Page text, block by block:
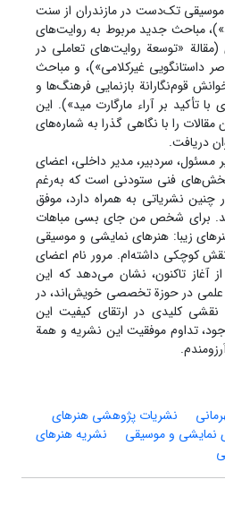
موسیقی تک‌دست در مازندران از سنت
مباحث جدید مربوط به روایت‌های
(مقالة «توسعة روایت‌های تعاملی در
داستانگویی غیرکلامی»)، و مباحث
قوم‌نگارانة بازنمایی فرهنگ‌ها و
تأکید بر آراء مارگارت مید»). این
را با نگاهی گذرا به شماره‌های
دریافت.
مسئول، سردبیر، مدیر داخلی، اعضای
فنی ستودنی است که به‌رغم
چنین نشریاتی به‌ همراه دارد، موفق
برای شخص من جای بسی مباهات
زیبا: هنرهای نمایشی و موسیقی
کوچکی داشته‌ام. مرور نام اعضای
آغاز تاکنون، نشان می‌دهد که این
علمی در حوزة تخصصی خویش‌اند، در
نقشی کلیدی در ارتقای کیفیت این
وجود، تداوم موفقیت این نشریه و همة
نشریات پژوهشی هنرهای
نمایشی و موسیقی
نشریه هنرهای